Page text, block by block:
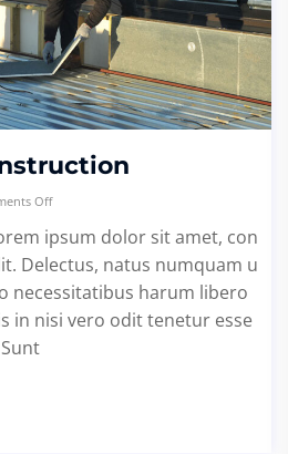
Off
ipsum dolor sit amet, con
Delectus, natus numquam u
necessitatibus harum libero
in nisi vero odit tenetur esse